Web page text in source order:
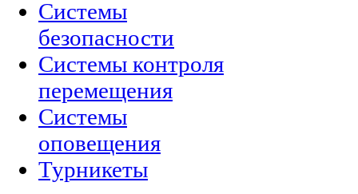
Системы
безопасности
Системы контроля
перемещения
Системы
оповещения
Турникеты